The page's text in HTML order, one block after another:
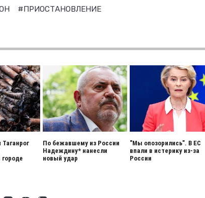
#ПРИОСТАНОВЛЕНИЕ
городе
По бежавшему из России
Надеждину* нанесли
новый удар
"Мы опозорились". В ЕС
впали в истерику из-за
России